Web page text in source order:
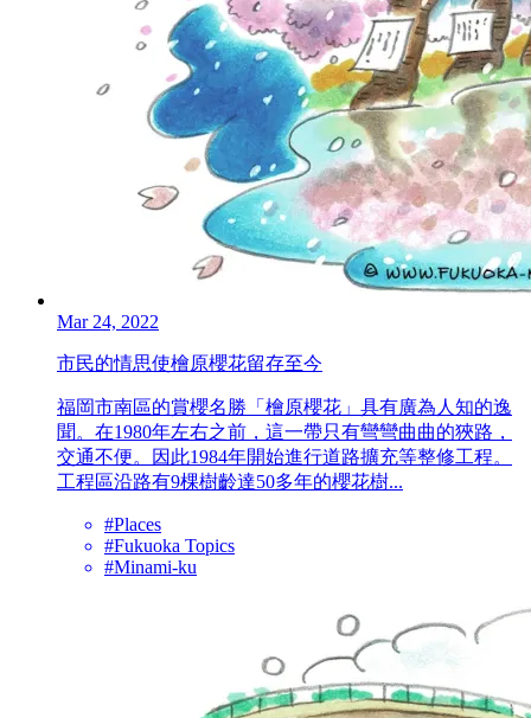
Mar 24, 2022
市民的情思使檜原櫻花留存至今
福岡市南區的賞櫻名勝「檜原櫻花」具有廣為人知的逸
聞。在1980年左右之前，這一帶只有彎彎曲曲的狹路，
交通不便。因此1984年開始進行道路擴充等整修工程。
工程區沿路有9棵樹齡達50多年的櫻花樹...
#Places
#Fukuoka Topics
#Minami-ku